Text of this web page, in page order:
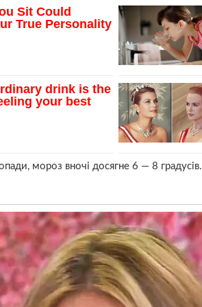
мороз вночі досягне 6 — 8 градусів.